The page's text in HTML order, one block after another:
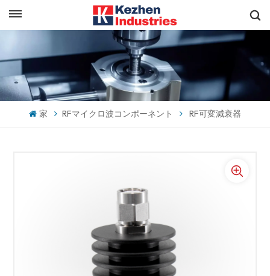
English
español
日本語
すぐに見積もりを取得
家 RFマイクロ波コンポーネント RF可変減衰器